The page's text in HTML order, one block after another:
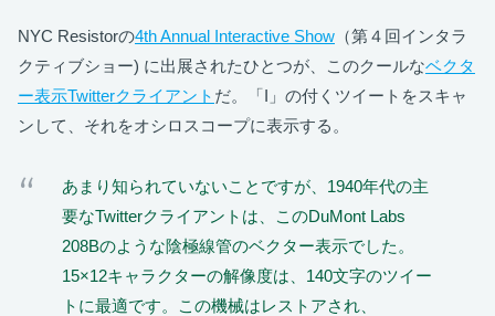
NYC Resistorの4th Annual Interactive Show （第４回インタラ
クティブショー) に出展されたひとつが、このクールなベクタ
ー表示Twitterクライアント だ。「I」の付くツイートをスキャ
ンして、それをオシロスコープに表示する。
あまり知られていないことですが、1940年代の主
要なTwitterクライアントは、このDuMont Labs
208Bのような陰極線管のベクター表示でした。
15×12キャラクターの解像度は、140文字のツイー
トに最適です。この機械はレストアされ、